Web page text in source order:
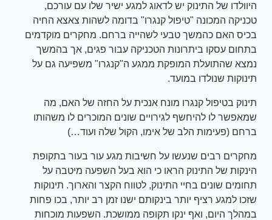
היוולדו של התינוק יש לדאוג למגע ישיר שלו עם עורכם,
טכניקה המכונה "טיפול קנגרו" בדומה לשהות צאצא החיה
בכיס האם כהמשך טבעי לשהייה ברחם. מחקרים מוקדמים
בתחום עסקו ביתרונות הטכניקה עבור פגים, אך בהמשך
נמצא שהתועלת המופקת ממגע ה"קנגרו" משפיעה גם על
תינוקות שנולדו במועד.
תינוק בטיפול קנגרו מונח אנכית על החזה של האם, מה
שמאפשר לו להיחשף לגירויים שונים המוכרים לו משהותו
ברחם (פעימות הלב של אימו, הקול שלה ועוד…)
מחקרים רבים שנעשו על חשיבות מגע עור בעור בתקופת
הינקות של התינוק הראו כי הוא בעל השפעה מיטבה על
תחומים שונים בחיי התינוק, לטווח הקצר והארוך. תינוקות
שזכו למגע רציף יותר בינקותם ישנו זמן רב יותר, בכו פחות
במהלך היום, ואף ינקו תקופה ממושכת. השפעות מוכחות